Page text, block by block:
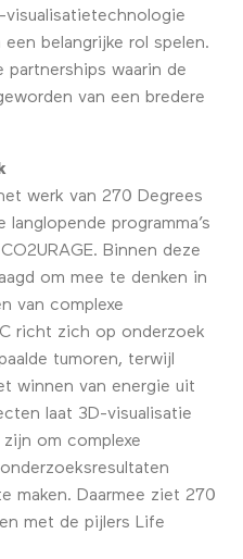
visualisatietechnologie
belangrijke rol spelen.
partnerships waarin de
van een bredere
werk van 270 Degrees
programma’s
Binnen deze
om mee te denken in
van complexe
richt zich op onderzoek
tumoren, terwijl
winnen van energie uit
laat 3D-visualisatie
om complexe
maken. Daarmee ziet 270
met de pijlers Life